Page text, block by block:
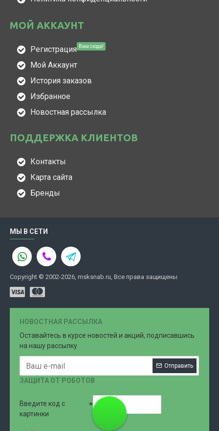
МОЙ АККАУНТ
Регистрация Вам сюда!
Мой Аккаунт
История заказов
Избранное
Новостная рассылка
ПОДДЕРЖКА КЛИЕНТОВ
Контакты
Карта сайта
Бренды
МЫ В СЕТИ
Copyright © 2002-2026, msksnab.ru, Все права защищены
НОВОСТНАЯ РАССЫЛКА
Оставайтесь в курсе новостей и акций, подписавшись
на нашу рассылку
Отправить
ЗАЩИТА ОТ РОБОТОВ
Введите код с
картинки